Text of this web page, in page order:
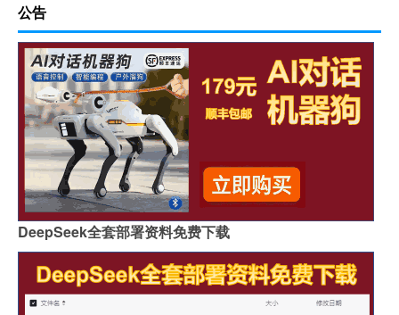
公告
DeepSeek全套部署资料免费下载